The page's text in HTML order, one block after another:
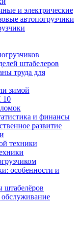
и электрические
автопогрузчики
штабелеров
труда для
зимой
10
и финансы
развитие
техники
особенности и
штабелёров
обслуживание